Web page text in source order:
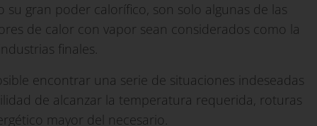
su gran poder calorífico, son solo algunas de las
de calor con vapor sean considerados como la
finales.
encontrar una serie de situaciones indeseadas
de alcanzar la temperatura requerida, roturas
mayor del necesario.